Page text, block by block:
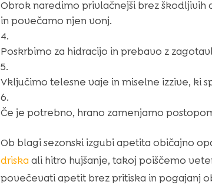
Obrok naredimo privlačnejši brez
in povečamo njen vonj.
Poskrbimo za hidracijo in prebavo z
Vključimo telesne vaje in miselne izzive, ki
Če je potrebno, hrano zamenjamo
Ob blagi sezonski izgubi apetita običajno
driska ali hitro hujšanje, takoj poiščemo
povečevati apetit brez pritiska in pogajanj